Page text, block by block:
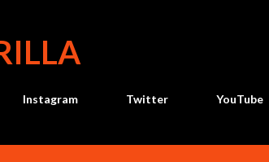
Instagram Twitter YouTube